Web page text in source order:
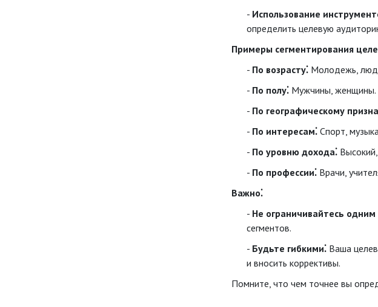
Использование
определить целевую
Примеры сегментирования
По возрасту⁚ Молодежь,
По полу⁚ Мужчины, женщины.
По географическому
По интересам⁚ Спорт,
По уровню дохода⁚
По профессии⁚ Врачи,
Важно⁚
Не ограничивайтесь одним
сегментов.
Будьте гибкими⁚ Ваша
и вносить коррективы.
Помните, что чем точнее вы